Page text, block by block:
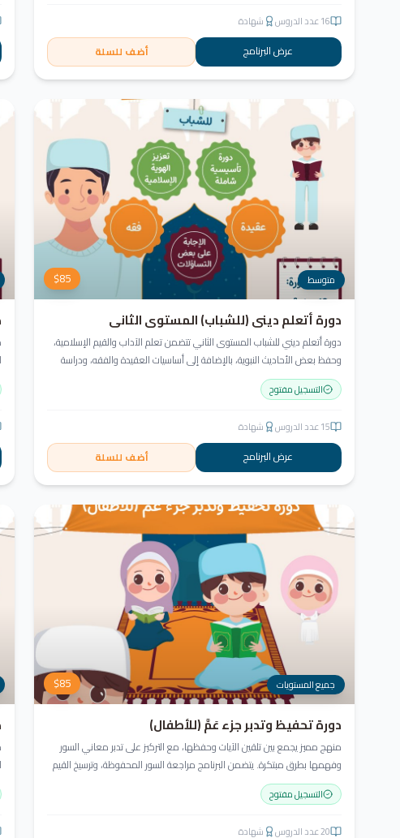
16عدد الدروس شهادة
عرض البرنامج أضف للسلة
متوسط $85
دورة أتعلم ديني (للشباب) المستوى الثاني
دورة أتعلم ديني للشباب المستوى الثاني تتضمن تعلم الآداب والقيم الإسلامية،
وحفظ بعض الأحاديث النبوية، بالإضافة إلى أساسيات العقيدة والفقه، ودراسة
السيرة النبوية (فقه الصيام، عقيدة، سيرة).
التسجيل مفتوح
15عدد الدروس شهادة
عرض البرنامج أضف للسلة
جميع المستويات $85
دورة تحفيظ وتدبر جزء عَمَّ (للأطفال)
منهج مميز يجمع بين تلقين الآيات وحفظها، مع التركيز على تدبر معاني السور
وفهمها بطرق مبتكرة. يتضمن البرنامج مراجعة السور المحفوظة، وترسيخ القيم
والأخلاق القرآنية، باستخدام أساليب ممتعة وأنشطة تفاعلية لتعزيز القراءة
والفهم وترغيب الأطفال في تعلّم القرآن الكريم.
التسجيل مفتوح
20عدد الدروس شهادة